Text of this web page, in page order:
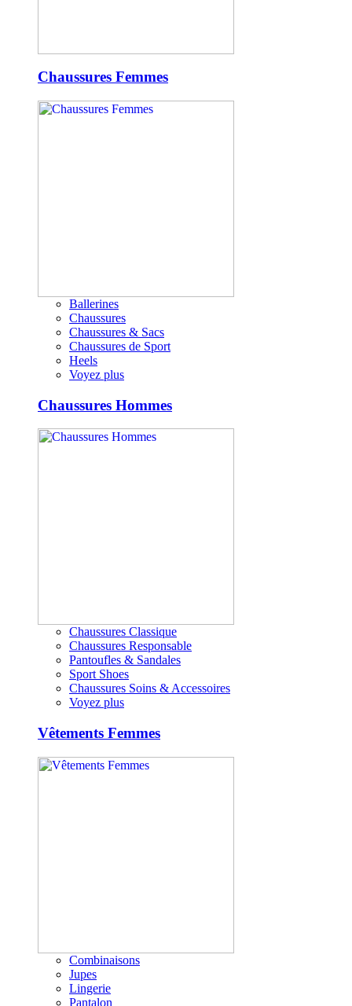
Chaussures Femmes
Ballerines
Chaussures
Chaussures & Sacs
Chaussures de Sport
Heels
Voyez plus
Chaussures Hommes
Chaussures Classique
Chaussures Responsable
Pantoufles & Sandales
Sport Shoes
Chaussures Soins & Accessoires
Voyez plus
Vêtements Femmes
Combinaisons
Jupes
Lingerie
Pantalon